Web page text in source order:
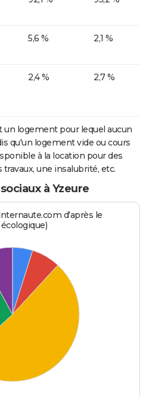
5,6 % 2,1 %
2,4 % 2,7 %
un logement pour lequel aucun
qu'un logement vide ou cours
à la location pour des
une insalubrité, etc.
à Yzeure
d'après le